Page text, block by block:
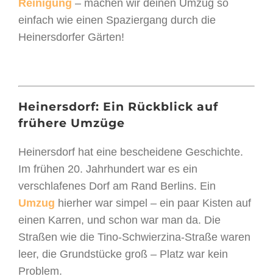
Reinigung – machen wir deinen Umzug so
einfach wie einen Spaziergang durch die
Heinersdorfer Gärten!
Heinersdorf: Ein Rückblick auf
frühere Umzüge
Heinersdorf hat eine bescheidene Geschichte.
Im frühen 20. Jahrhundert war es ein
verschlafenes Dorf am Rand Berlins. Ein
Umzug hierher war simpel – ein paar Kisten auf
einen Karren, und schon war man da. Die
Straßen wie die Tino-Schwierzina-Straße waren
leer, die Grundstücke groß – Platz war kein
Problem.